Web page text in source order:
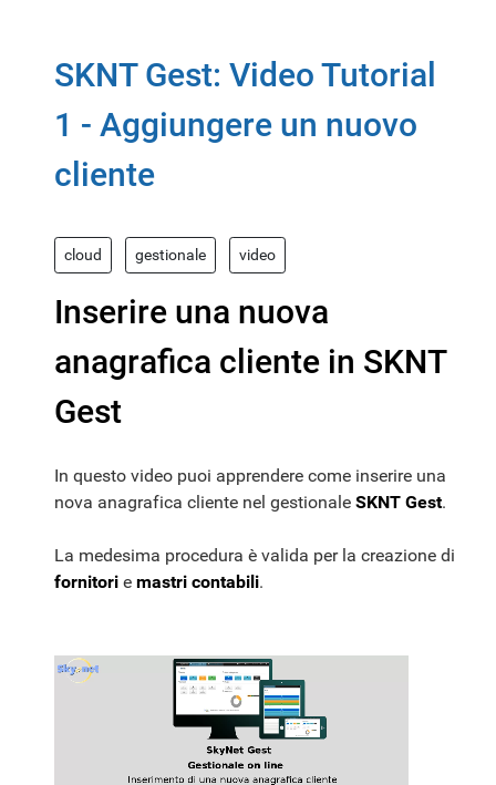
SKNT Gest: Video Tutorial
1 - Aggiungere un nuovo
cliente
cloud gestionale video
Inserire una nuova
anagrafica cliente in SKNT
Gest
In questo video puoi apprendere come inserire una
nova anagrafica cliente nel gestionale SKNT Gest.
La medesima procedura è valida per la creazione di
fornitori e mastri contabili.